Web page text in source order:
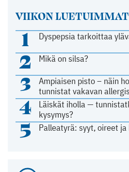
VIIKON LUETUIMMAT
1 Dyspepsia tarkoittaa
2 Mikä on silsa?
3
Ampiaisen pisto – näin
tunnistat vakavan
4
Läiskät iholla —
kysymys?
5 Palleatyrä: syyt, oireet